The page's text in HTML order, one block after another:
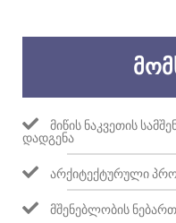
ᲛᲘᲬᲘᲡ ᲜᲐᲙᲕᲔᲗᲘᲡ
ᲓᲐᲓᲒᲔᲜᲐ
ᲐᲠᲥᲘᲢᲔᲥᲢᲣᲠᲣᲚᲘ
ᲛᲨᲔᲜᲔᲑᲚᲝᲑᲘᲡ